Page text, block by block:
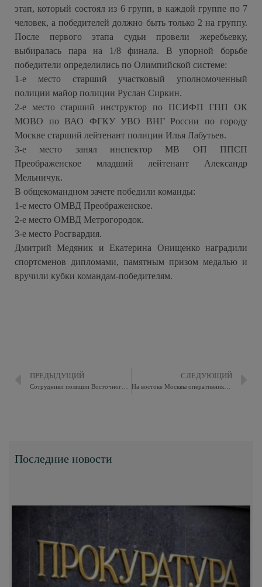
этап, который состоял из 6 групп, в каждой группе по 7
человек, а победителей должно быть только 2 на группу.
После первого этапа судьи провели жеребьевку,
выбиралась пара на 1/8 финала. В упорной борьбе
победители определились по Олимпийской системе:
1-е место старший участковый уполномоченный
полиции майор полиции Руслан Сиркин.
2-е место старший инструктор по ПСИФП ГПП ОК
МОВО по ВАО ФГКУ УВО ВНГ России по городу
Москве старший лейтенант полиции Илья Лабутьев.
3-е место занял инспектор МВ ОП ППСП
Преображенское младший лейтенант Александр
Мельничук.
В общекомандном зачете победили команды:
1-е место ОМВД Преображенское.
2-е место ОМВД Метрогородок.
3-е место Росгвардия.
Дмитрий Медяник и Екатерина Онищенко наградили
спортсменов дипломами, памятным призом медалью и
вручили кубки командам-победителям.
ПРЕДЫДУЩИЙ СЛЕДУЮЩИЙ
На востоке Москвы оперативники задержали подозреваемого в краже
Последние новости